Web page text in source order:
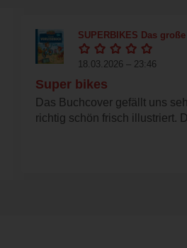
SUPERBIKES Das
18.03.2026 – 23:46
Super bikes
Das Buchcover gefällt uns
richtig schön frisch illustriert.